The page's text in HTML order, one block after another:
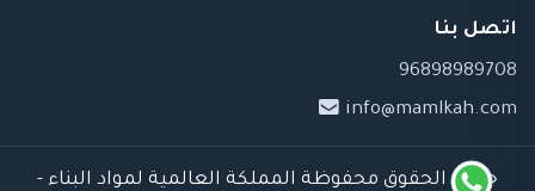
اتصل بنا
96898989708
info@mamlkah.com
جميع الحقوق محفوظة المملكة العالمية لمواد البناء -